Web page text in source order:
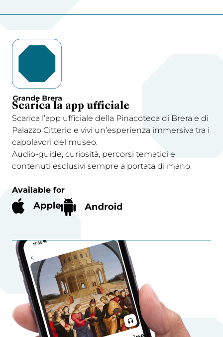
Scarica la app ufficiale
Scarica l’app ufficiale della Pinacoteca di Brera e di
Palazzo Citterio e vivi un’esperienza immersiva tra i
capolavori del museo.
Audio-guide, curiosità, percorsi tematici e
contenuti esclusivi sempre a portata di mano.
Available for